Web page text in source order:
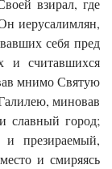
взирал, где
иерусалимлян,
себя пред
и считавшихся
мнимо Святую
миновав
славный город;
презираемый,
и смиряясь